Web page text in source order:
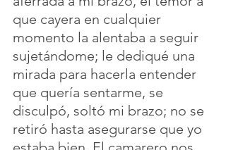
que cayera en cualquier
momento la alentaba a seguir
sujetándome; le dediqué una
mirada para hacerla entender
que quería sentarme, se
disculpó, soltó mi brazo; no se
retiró hasta asegurarse que yo